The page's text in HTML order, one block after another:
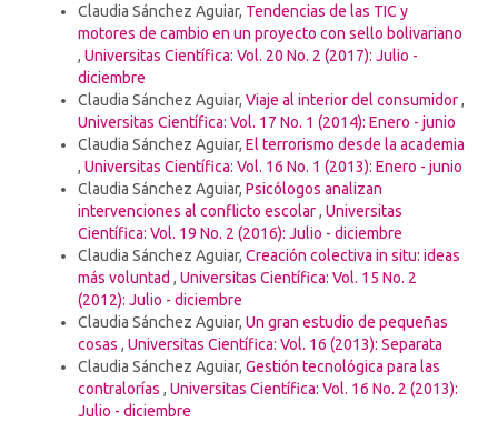
Claudia Sánchez Aguiar, Tendencias de las TIC y
motores de cambio en un proyecto con sello bolivariano
, Universitas Científica: Vol. 20 No. 2 (2017): Julio -
diciembre
Claudia Sánchez Aguiar, Viaje al interior del consumidor,
Universitas Científica: Vol. 17 No. 1 (2014): Enero - junio
Claudia Sánchez Aguiar, El terrorismo desde la academia
, Universitas Científica: Vol. 16 No. 1 (2013): Enero - junio
Claudia Sánchez Aguiar, Psicólogos analizan
intervenciones al conflicto escolar, Universitas
Científica: Vol. 19 No. 2 (2016): Julio - diciembre
Claudia Sánchez Aguiar, Creación colectiva in situ: ideas
más voluntad , Universitas Científica: Vol. 15 No. 2
(2012): Julio - diciembre
Claudia Sánchez Aguiar, Un gran estudio de pequeñas
cosas , Universitas Científica: Vol. 16 (2013): Separata
Claudia Sánchez Aguiar, Gestión tecnológica para las
contralorías , Universitas Científica: Vol. 16 No. 2 (2013):
Julio - diciembre